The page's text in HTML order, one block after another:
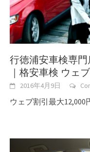
行徳浦安車検専門
｜格安車検 ウェ
2016年4月9日
ウェブ割引最大